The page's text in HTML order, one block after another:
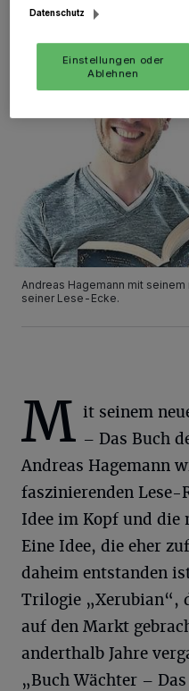
Andreas Hagemann mit seinem
seiner Lese-Ecke.
M it seinem
– Das Buch
Andreas Hagemann
faszinierenden Lese-
Idee im Kopf und die
Eine Idee, die eher
daheim entstanden
Trilogie „Xerubian“,
auf den Markt
anderthalb Jahre
„Buch Wächter –
Datenschutz
Einstellungen oder
Ablehnen